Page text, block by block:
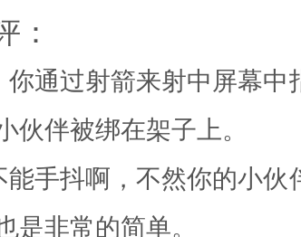
：
通过射箭来射中屏幕中
伙伴被绑在架子上。
手抖啊，不然你的小伙
是非常的简单。